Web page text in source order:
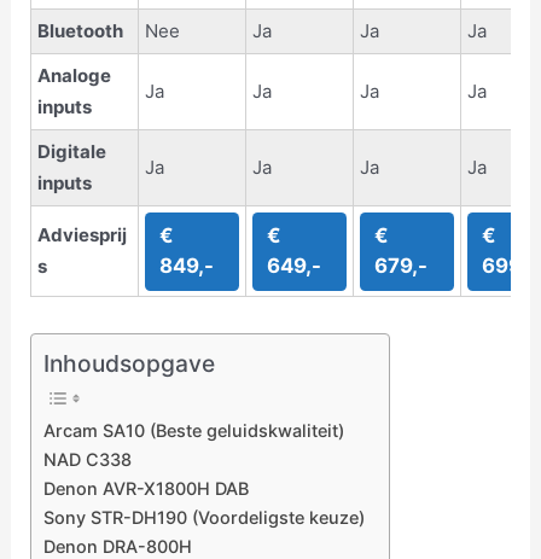
Bluetooth Nee Ja Ja
Ja
Analoge
inputs
Ja Ja Ja Ja
Digitale
inputs
Ja Ja Ja Ja
Adviesprij
s
€
849,-
€
649,-
€
679,-
€
699,-
Inhoudsopgave
Arcam SA10 (Beste geluidskwaliteit)
NAD C338
Denon AVR-X1800H DAB
Sony STR-DH190 (Voordeligste keuze)
Denon DRA-800H